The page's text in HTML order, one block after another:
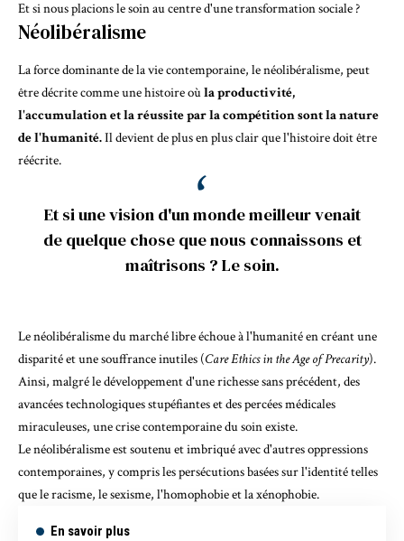
Et si nous placions le soin au centre d'une transformation sociale ?
Néolibéralisme
La force dominante de la vie contemporaine, le néolibéralisme, peut
être décrite comme une histoire oùla productivité,
l'accumulation et la réussite par la compétition sont la nature
de l'humanité.Il devient de plus en plus clair que l'histoire doit être
réécrite.
Et si une vision d'un monde meilleur venait
de quelque chose que nous connaissons et
maîtrisons ? Le soin.
Le néolibéralisme du marché libre échoue à l'humanité en créant une
disparité et une souffrance inutiles (Care Ethics in the Age of Precarity).
Ainsi, malgré le développement d'une richesse sans précédent, des
avancées technologiques stupéfiantes et des percées médicales
miraculeuses, une crise contemporaine du soin existe.
Le néolibéralisme est soutenu et imbriqué avec d'autres oppressions
contemporaines, y compris les persécutions basées sur l'identité telles
quele racisme, le sexisme, l'homophobie etla xénophobie.
En savoir plus